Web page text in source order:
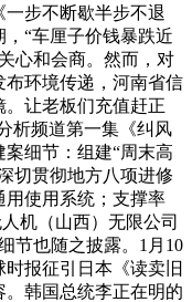
步不断歇半步不退
“车厘子价钱暴跌近
心和会商。然而，对
环境传递，河南省信
。让老板们充值赶正
析频道第一集《纠风
细节：组建“周末高
切贯彻地方八项进修
用使用系统；支撑率
机（山西）无限公司
节也随之披露。1月10
报征引日本《读卖旧
韩国总统李正在明的